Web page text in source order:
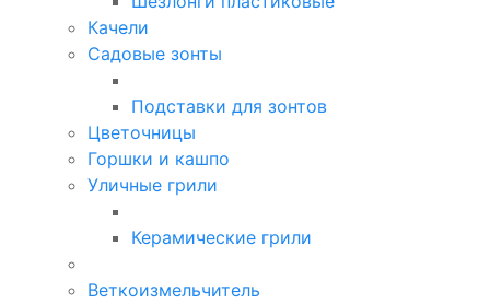
Качели
Садовые зонты
Подставки для зонтов
Цветочницы
Горшки и кашпо
Уличные грили
Керамические грили
Веткоизмельчитель